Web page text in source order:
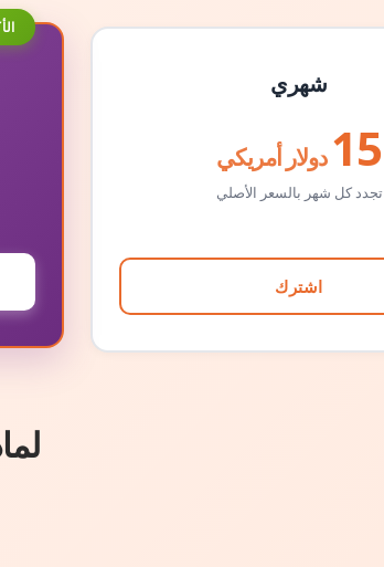
شهري
15 دولار أمريكي
تجدد كل شهر بالسعر الأصلي
اشترك